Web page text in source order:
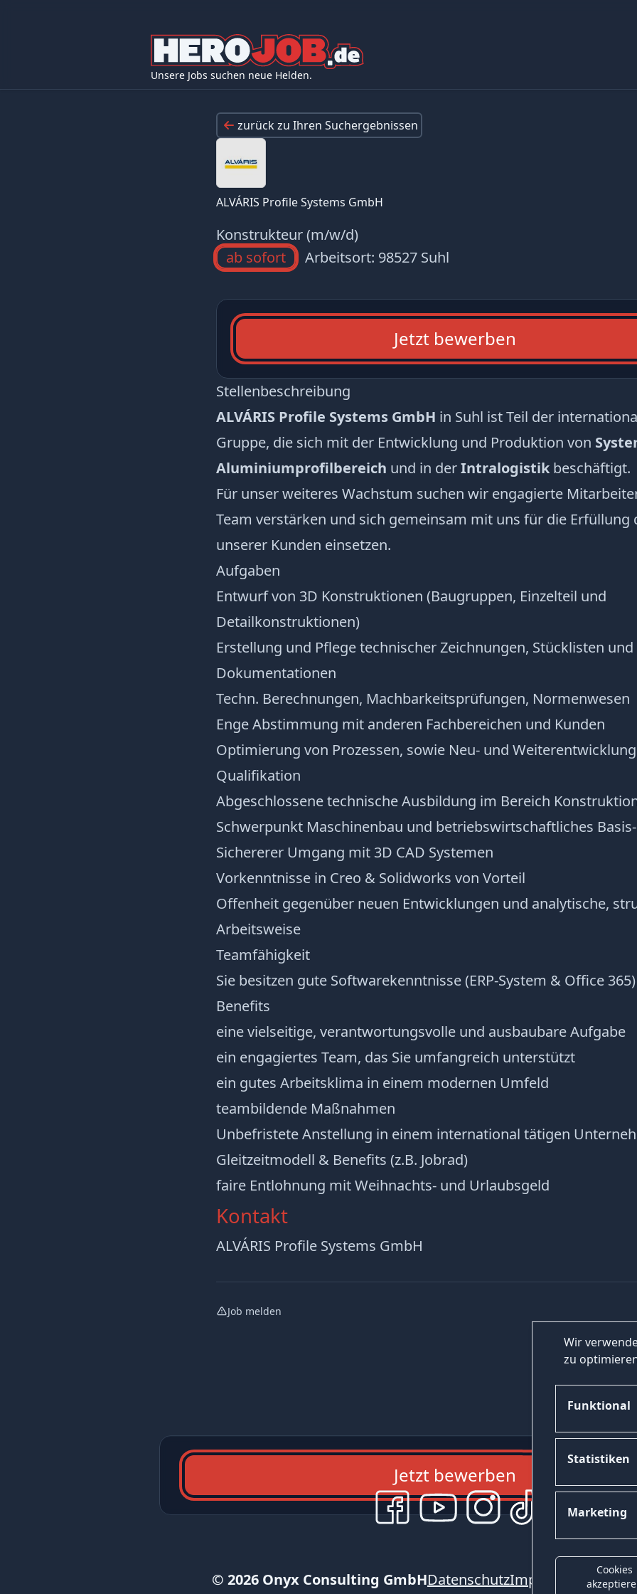
Wir
zu
Funktional
Statistiken
Marketing
Cookies
Unsere Jobs suchen neue Helden.
zurück zu Ihren Suchergebnissen
ALVÁRIS Profile Systems GmbH
Konstrukteur (m/w/d)
ab sofort
Arbeitsort: 98527 Suhl
Jetzt bewerben
Stellenbeschreibung
ALVÁRIS Profile Systems GmbH in Suhl ist Teil der
Gruppe, die sich mit der Entwicklung und Produktion von
Aluminiumprofilbereich und in derIntralogistik beschäftigt.
Für unser weiteres Wachstum suchen wir engagierte
Team verstärken und sich gemeinsam mit uns für die Erfüllung
unserer Kunden einsetzen.
Aufgaben
Entwurf von 3D Konstruktionen (Baugruppen, Einzelteil und
Detailkonstruktionen)
Erstellung und Pflege technischer Zeichnungen, Stücklisten und
Dokumentationen
Techn. Berechnungen, Machbarkeitsprüfungen, Normenwesen
Enge Abstimmung mit anderen Fachbereichen und Kunden
Optimierung von Prozessen, sowie Neu- und
Qualifikation
Abgeschlossene technische Ausbildung im Bereich
Schwerpunkt Maschinenbau und betriebswirtschaftliches
Sichererer Umgang mit 3D CAD Systemen
Vorkenntnisse in Creo & Solidworks von Vorteil
Offenheit gegenüber neuen Entwicklungen und analytische,
Arbeitsweise
Teamfähigkeit
Sie besitzen gute Softwarekenntnisse (ERP-System & Office 365)
Benefits
eine vielseitige, verantwortungsvolle und ausbaubare Aufgabe
ein engagiertes Team, das Sie umfangreich unterstützt
ein gutes Arbeitsklima in einem modernen Umfeld
teambildende Maßnahmen
Unbefristete Anstellung in einem international tätigen
Gleitzeitmodell & Benefits (z.B. Jobrad)
faire Entlohnung mit Weihnachts- und Urlaubsgeld
Kontakt
ALVÁRIS Profile Systems GmbH
Job melden
Jetzt bewerben
DatenschutzImpressum Kontakt
© 2026 Onyx Consulting GmbH